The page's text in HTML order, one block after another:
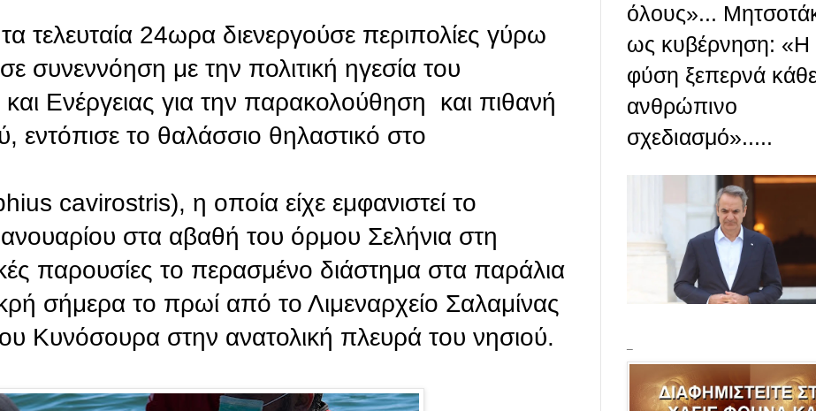
τελευταία 24ωρα διενεργούσε περιπολίες γύρω
συνεννόηση με την πολιτική ηγεσία του
Ενέργειας για την παρακολούθηση και πιθανή
εντόπισε το θαλάσσιο θηλαστικό στο
cavirostris), η οποία είχε εμφανιστεί το
στα αβαθή του όρμου Σελήνια στη
παρουσίες το περασμένο διάστημα στα παράλια
σήμερα το πρωί από το Λιμεναρχείο Σαλαμίνας
Κυνόσουρα στην ανατολική πλευρά του νησιού.
όλους»...
ως κυβέρνηση: «Η
φύση ξεπερνά
ανθρώπινο
σχεδιασμό».....